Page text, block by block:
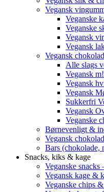
Vegansk
Veganske
Veganske
Vegansk
Vegansk
Vegansk
Alle slags
Vegansk
Vegansk
Vegansk
Sukkerfri
Vegansk
Veganske
Børnevenligt &
Vegansk
Bars (chokolade,
Snacks, kiks & kage
Veganske snacks
Vegansk kage &
Veganske chips